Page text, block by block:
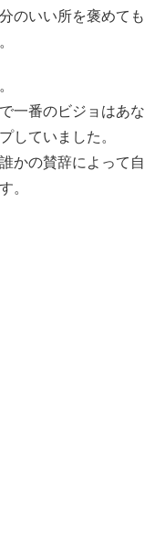
のいい所を褒めても
一番のビジョはあな
していました。
かの賛辞によって自
。